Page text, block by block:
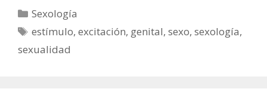
Categorías
Sexología
Etiquetas
estímulo,excitación, genital,sexo,sexología,
sexualidad